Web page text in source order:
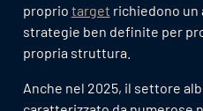
proprio target richiedono un
strategie ben definite per
propria struttura.
Anche nel 2025, il settore